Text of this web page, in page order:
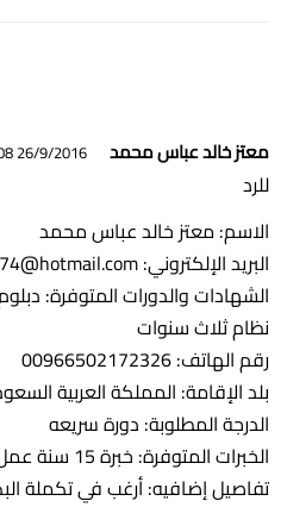
معتز خالد عباس محمد 26/9/2016 8:08 ص
للرد
الاسم: معتز خالد عباس محمد
البريد الإلكتروني:
الشهادات والدورات المتوفرة:
نظام ثلاث سنوات
رقم الهاتف: 00966502172326
بلد الإقامة: المملكة العربية
الدرجة المطلوبة: دورة سريعه
الخبرات المتوفرة: خبرة 15 سنة عمل
تفاصيل إضافيه: أرغب في تكملة